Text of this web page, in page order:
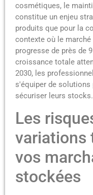
cosmétiques, le
constitue un enjeu
produits que pour la
contexte où le
progresse de près de
croissance totale
2030, les
s'équiper de
sécuriser leurs stocks.
Les
variations
vos
stockées